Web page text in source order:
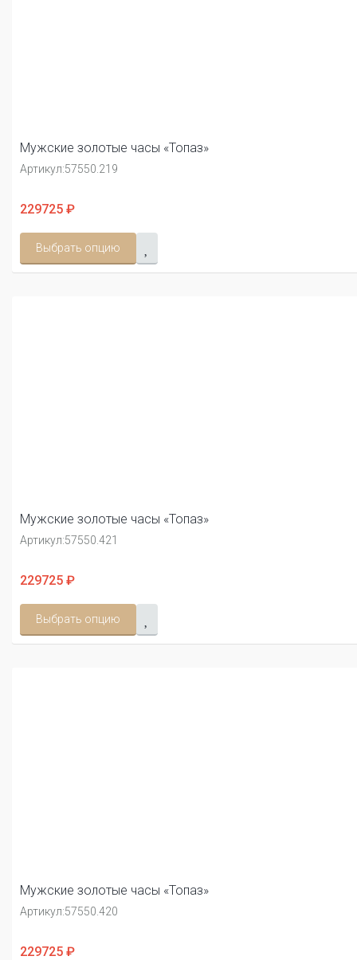
Мужские золотые часы «Топаз»
Артикул:57550.219
229725 ₽
Выбрать опцию
Мужские золотые часы «Топаз»
Артикул:57550.421
229725 ₽
Выбрать опцию
Мужские золотые часы «Топаз»
Артикул:57550.420
229725 ₽